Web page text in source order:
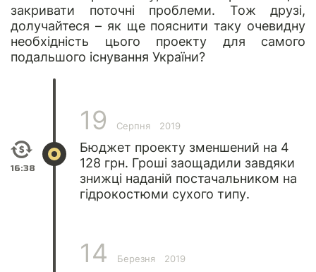
закривати поточні проблеми. Тож друзі,
долучайтеся – як ще пояснити таку очевидну
необхідність цього проекту для самого
подальшого існування України?
16:38
19 Серпня 2019
Бюджет проекту зменшений на 4
128 грн. Гроші заощадили завдяки
знижці наданій постачальником на
гідрокостюми сухого типу.
14 Березня 2019